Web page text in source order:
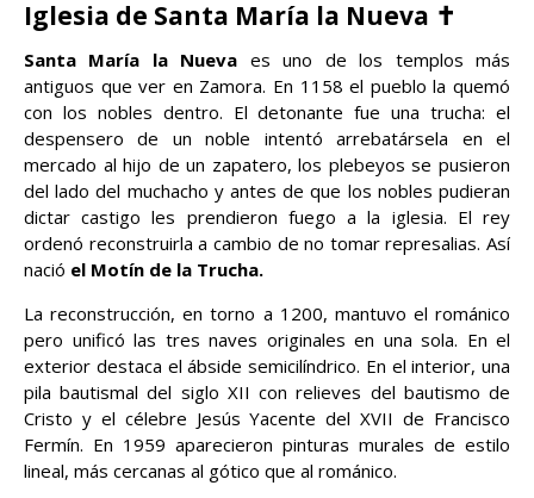
Iglesia de Santa María la Nueva ✝️
Santa María la Nueva es uno de los templos más
antiguos que ver en Zamora. En 1158 el pueblo la quemó
con los nobles dentro. El detonante fue una trucha: el
despensero de un noble intentó arrebatársela en el
mercado al hijo de un zapatero, los plebeyos se pusieron
del lado del muchacho y antes de que los nobles pudieran
dictar castigo les prendieron fuego a la iglesia. El rey
ordenó reconstruirla a cambio de no tomar represalias. Así
nació el Motín de la Trucha.
La reconstrucción, en torno a 1200, mantuvo el románico
pero unificó las tres naves originales en una sola. En el
exterior destaca el ábside semicilíndrico. En el interior, una
pila bautismal del siglo XII con relieves del bautismo de
Cristo y el célebre Jesús Yacente del XVII de Francisco
Fermín. En 1959 aparecieron pinturas murales de estilo
lineal, más cercanas al gótico que al románico.